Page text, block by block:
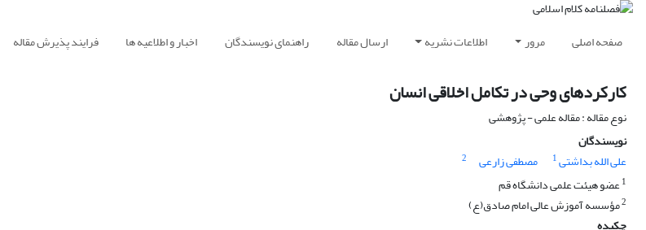
صفحه اصلی مرور اطلاعات نشریه ارسال مقاله راهنمای نویسندگان اخبار و اطلاعیه ها فرایند پذیرش مقاله
کارکردهای وحی در تکامل اخلاقی انسان
نوع مقاله : مقاله علمی - پژوهشی
نویسندگان
علی الله بداشتی1 مصطفی زارعی
2
1عضو هیئت علمی دانشگاه قم
2مؤسسه آموزش عالی امام صادق(ع)